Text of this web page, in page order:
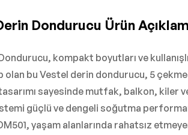
Dondurucu Ürün
kompakt boyutları ve
bu Vestel derin dondurucu, 5
sayesinde mutfak, balkon,
güçlü ve dengeli soğutma
yaşam alanlarında rahatsız